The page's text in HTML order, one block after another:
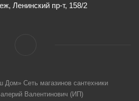
Ленинский пр-т, 158/2
Сеть магазинов сантехники
Валентинович (ИП)